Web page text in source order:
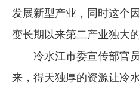
发展新型产业，同时这个
变长期以来第二产业独大
冷水江市委宣传部官员
来，得天独厚的资源让冷